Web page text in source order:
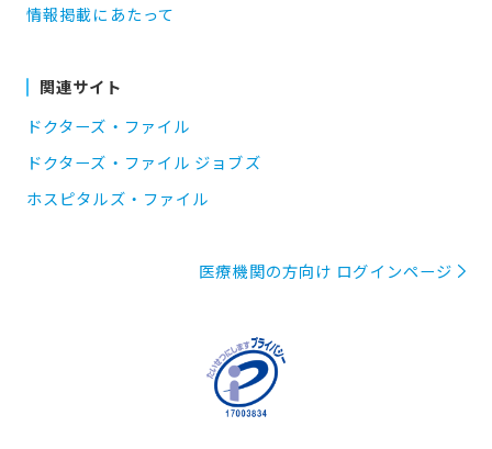
情報掲載にあたって
関連サイト
ドクターズ・ファイル
ドクターズ・ファイル ジョブズ
ホスピタルズ・ファイル
医療機関の方向け ログインページ